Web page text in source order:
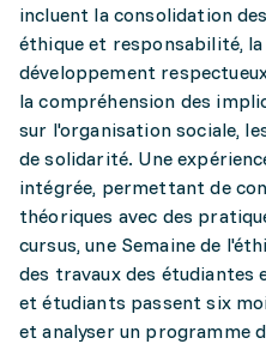
incluent la consolidation
éthique et responsabilité,
développement
la compréhension des
sur l'organisation sociale,
de solidarité. Une
intégrée, permettant de
théoriques avec des
cursus, une Semaine de
des travaux des étudiantes
et étudiants passent six
et analyser un programme